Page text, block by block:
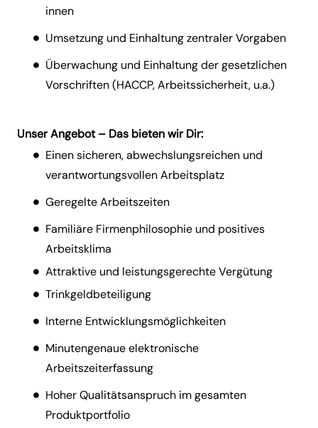
innen
Umsetzung und Einhaltung zentraler Vorgaben
Überwachung und Einhaltung der gesetzlichen
Vorschriften (HACCP, Arbeitssicherheit, u.a.)
Unser Angebot – Das bieten wir Dir:
Einen sicheren, abwechslungsreichen und
verantwortungsvollen Arbeitsplatz
Geregelte Arbeitszeiten
Familiäre Firmenphilosophie und positives
Arbeitsklima
Attraktive und leistungsgerechte Vergütung
Trinkgeldbeteiligung
Interne Entwicklungsmöglichkeiten
Minutengenaue elektronische
Arbeitszeiterfassung
Hoher Qualitätsanspruch im gesamten
Produktportfolio